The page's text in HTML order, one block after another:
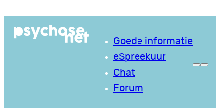
naar
Goede informatie
eSpreekuur
Chat
Forum